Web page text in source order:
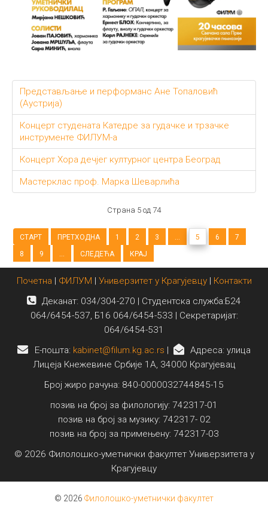
Представљање и перформанс Ане Топаловић
(Аустрија)
Концерт студената Катедре за гудачке и трзачке
инструменте ФИЛУМ-а
Концерт Хора дечјег културног центра Београд
Мастерклас проф. Марка Шеварлића
Страна 5 од 74
СТАРТ ПРЕТХОДНА 1 2 3 5 6
7
8
9 СЛЕДЕЋА КРАЈ
Почетна | ФИЛУМ | Универзитет у Крагујевцу| Контакти
Деканат: 034/304-270 | Студентска служба:Б24
064/6454-537, Б16 064/6454-533 | Секретаријат:
064/6454-531
E-пошта: kabinet@filum.kg.ac.rs |
Адреса: улица
Лицеја Кнежевине Србије 1А, 34000 Крагујевац
Број жиро рачуна: 840-0000032744845-15
позив на број за филологију: 742317-01
позив на број за музику: 742317- 02
позив на број за примењену: 742317-03
© 2026 Филолошко-уметнички факултет Универзитета у
Крагујевцу
© 2026 Филолошко-уметнички факултет